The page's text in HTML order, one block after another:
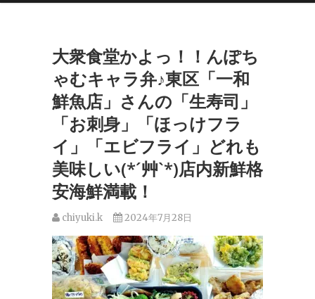
大衆食堂かよっ！！んぽち
ゃむキャラ弁♪東区「一和
鮮魚店」さんの「生寿司」
「お刺身」「ほっけフラ
イ」「エビフライ」どれも
美味しい(*´艸`*)店内新鮮格
安海鮮満載！
chiyuki.k 2024年7月28日